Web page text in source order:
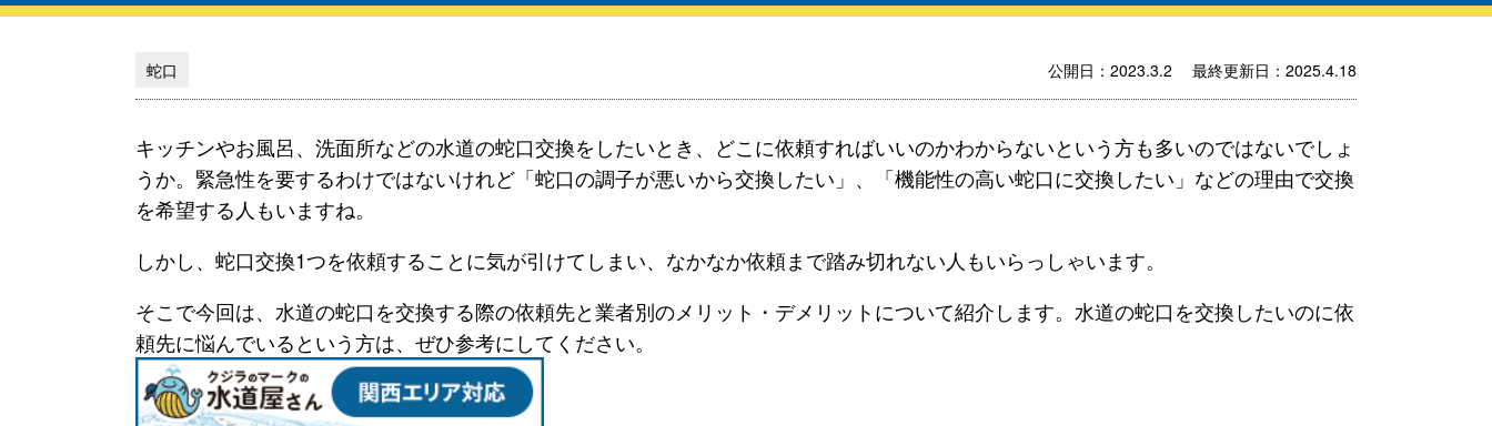
蛇口 公開日：2023.3.2 最終更新日：2025.4.18
キッチンやお風呂、洗面所などの水道の蛇口交換をしたいとき、どこに依頼すればいいのかわからないという方も多いのではないでしょ
うか。緊急性を要するわけではないけれど「蛇口の調子が悪いから交換したい」、「機能性の高い蛇口に交換したい」などの理由で交換
を希望する人もいますね。
しかし、蛇口交換1つを依頼することに気が引けてしまい、なかなか依頼まで踏み切れない人もいらっしゃいます。
そこで今回は、水道の蛇口を交換する際の依頼先と業者別のメリット・デメリットについて紹介します。水道の蛇口を交換したいのに依
頼先に悩んでいるという方は、ぜひ参考にしてください。